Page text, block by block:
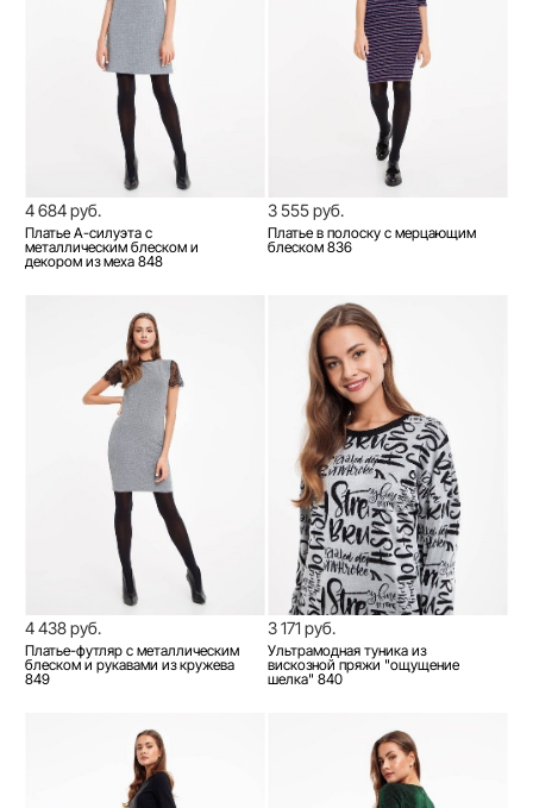
4 684 руб.
Платье А-силуэта с
металлическим блеском и
декором из меха 848
3 555 руб.
Платье в полоску с мерцающим
блеском 836
4 438 руб.
Платье-футляр с металлическим
блеском и рукавами из кружева
849
3 171 руб.
Ультрамодная туника из
вискозной пряжи "ощущение
шелка" 840